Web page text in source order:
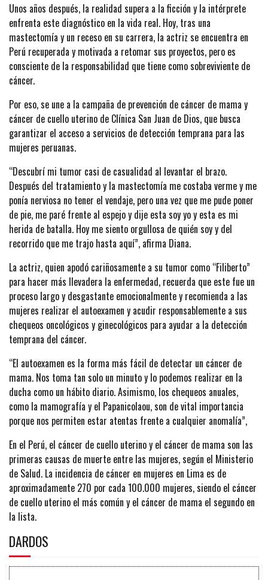
Unos años después, la realidad supera a la ficción y la intérprete
enfrenta este diagnóstico en la vida real. Hoy, tras una
mastectomía y un receso en su carrera, la actriz se encuentra en
Perú recuperada y motivada a retomar sus proyectos, pero es
consciente de la responsabilidad que tiene como sobreviviente de
cáncer.
Por eso, se une a la campaña de prevención de cáncer de mama y
cáncer de cuello uterino de Clínica San Juan de Dios, que busca
garantizar el acceso a servicios de detección temprana para las
mujeres peruanas.
“Descubrí mi tumor casi de casualidad al levantar el brazo.
Después del tratamiento y la mastectomía me costaba verme y me
ponía nerviosa no tener el vendaje, pero una vez que me pude poner
de pie, me paré frente al espejo y dije esta soy yo y esta es mi
herida de batalla. Hoy me siento orgullosa de quién soy y del
recorrido que me trajo hasta aquí”, afirma Diana.
La actriz, quien apodó cariñosamente a su tumor como “Filiberto”
para hacer más llevadera la enfermedad, recuerda que este fue un
proceso largo y desgastante emocionalmente y recomienda a las
mujeres realizar el autoexamen y acudir responsablemente a sus
chequeos oncológicos y ginecológicos para ayudar a la detección
temprana del cáncer.
“El autoexamen es la forma más fácil de detectar un cáncer de
mama. Nos toma tan solo un minuto y lo podemos realizar en la
ducha como un hábito diario. Asimismo, los chequeos anuales,
como la mamografía y el Papanicolaou, son de vital importancia
porque nos permiten estar atentas frente a cualquier anomalía”,
En el Perú, el cáncer de cuello uterino y el cáncer de mama son las
primeras causas de muerte entre las mujeres, según el Ministerio
de Salud. La incidencia de cáncer en mujeres en Lima es de
aproximadamente 270 por cada 100.000 mujeres, siendo el cáncer
de cuello uterino el más común y el cáncer de mama el segundo en
la lista.
DARDOS